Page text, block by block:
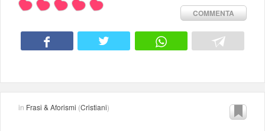
COMMENTA
in Frasi & Aforismi (Cristiani)